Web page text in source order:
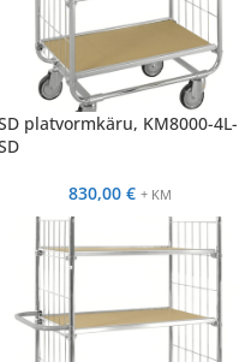
platvormkäru, KM8000-4L-
830,00 € + KM